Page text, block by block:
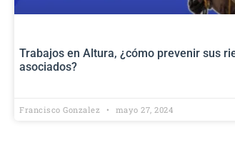
Trabajos en Altura, ¿cómo prevenir sus
asociados?
Francisco Gonzalez mayo 27, 2024